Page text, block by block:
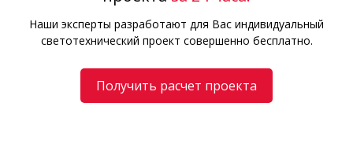
Наши эксперты разработают для Вас индивидуальный
светотехнический проект совершенно бесплатно.
Получить расчет проекта